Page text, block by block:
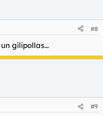
#8
gilipollas...
#9